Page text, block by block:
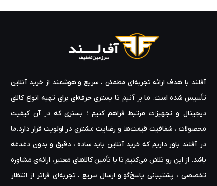
آفلند با هدف ارائه‌ تجربه‌ای مطمئن ، سریع و هوشمند از خرید آنلاین
تأسیس شده است. ما بر آنیم تا بستری حرفه‌ای برای تهیه‌ انواع کالای
دیجیتال و تجهیزات مرتبط فراهم کنیم ؛ بستری که در آن کیفیت
محصولات ، شفافیت قیمت‌ها و رضایت مشتری در اولویت قرار دارد.ما
در آفلند باور داریم که خرید آنلاین باید ساده ، دقیق و بدون دغدغه
باشد. از این رو تلاش می‌کنیم تا با تأمین کالاهای معتبر، ارائه‌ی مشاوره‌
تخصصی ، پشتیبانی پاسخ‌گو و ارسال سریع ، تجربه‌ای فراتر از انتظار